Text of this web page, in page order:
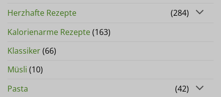
Herzhafte Rezepte
(284)
Kalorienarme Rezepte(163)
Klassiker(66)
Müsli (10)
Pasta
(42)